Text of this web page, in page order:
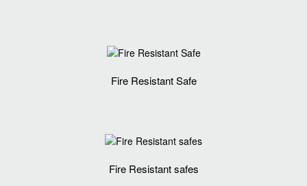
Fire Resistant Safe
Fire Resistant safes